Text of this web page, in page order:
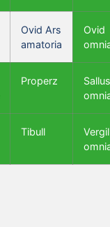
Ovid Ars
amatoria
Ovid
Properz
Tibull
Vergil